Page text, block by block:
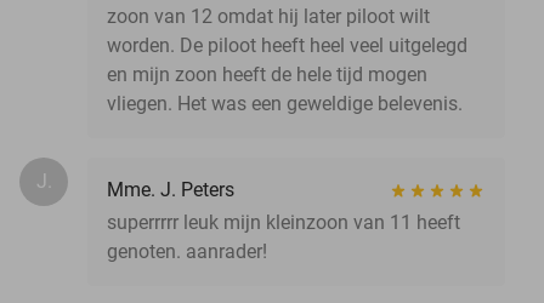
zoon van 12 omdat hij later piloot wilt
worden. De piloot heeft heel veel uitgelegd
en mijn zoon heeft de hele tijd mogen
vliegen. Het was een geweldige belevenis.
J.
Mme. J. Peters
superrrrr leuk mijn kleinzoon van 11 heeft
genoten. aanrader!